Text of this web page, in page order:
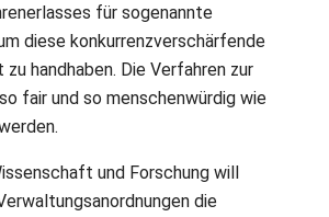
für sogenannte
diese konkurrenzverschärfende
handhaben. Die Verfahren zur
fair und so menschenwürdig wie
und Forschung will
die